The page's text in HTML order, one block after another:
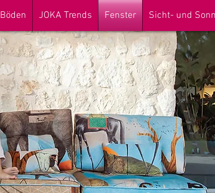
Böden JOKA Trends Fenster Sicht- und